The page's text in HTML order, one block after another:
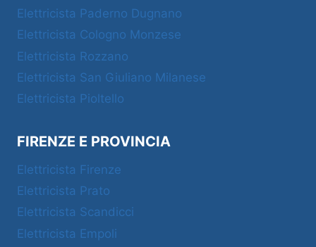
Elettricista Paderno Dugnano
Elettricista Cologno Monzese
Elettricista Rozzano
Elettricista San Giuliano Milanese
Elettricista Pioltello
FIRENZE E PROVINCIA
Elettricista Firenze
Elettricista Prato
Elettricista Scandicci
Elettricista Empoli